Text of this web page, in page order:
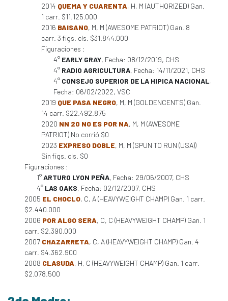
2014 QUEMA Y CUARENTA, H, M (AUTHORIZED) Gan.
1 carr. $11.125.000
2016 BAISANO, M, M (AWESOME PATRIOT) Gan. 8
carr. 3 figs. cls. $31.844.000
Figuraciones :
4° EARLY GRAY, Fecha: 08/12/2019, CHS
4° RADIO AGRICULTURA, Fecha: 14/11/2021, CHS
4° CONSEJO SUPERIOR DE LA HIPICA NACIONAL,
Fecha: 06/02/2022, VSC
2019 QUE PASA NEGRO, M, M (GOLDENCENTS) Gan.
14 carr. $22.492.875
2020 NN 20 NO ES POR NA, M, M (AWESOME
PATRIOT) No corrió $0
2023 EXPRESO DOBLE, M, M (SPUN TO RUN (USA))
Sin figs. cls. $0
Figuraciones :
1°ARTURO LYON PEÑA, Fecha: 29/06/2007, CHS
4° LAS OAKS, Fecha: 02/12/2007, CHS
2005 EL CHOCLO, C, A (HEAVYWEIGHT CHAMP) Gan. 1 carr.
$2.440.000
2006 POR ALGO SERA, C, C (HEAVYWEIGHT CHAMP) Gan. 1
carr. $2.390.000
2007 CHAZARRETA, C, A (HEAVYWEIGHT CHAMP) Gan. 4
carr. $4.362.900
2008 CLASUDA, H, C (HEAVYWEIGHT CHAMP) Gan. 1 carr.
$2.078.500